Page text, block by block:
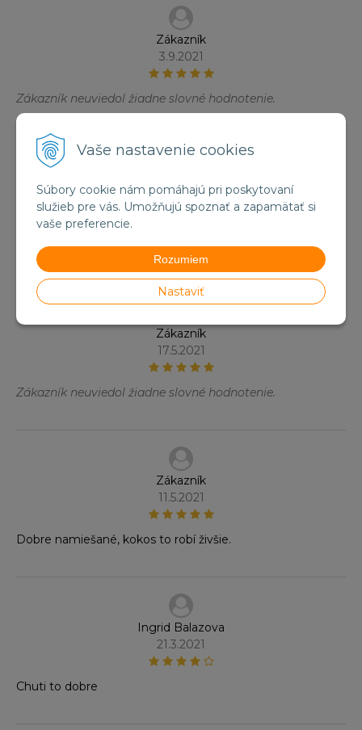
Vaše nastavenie cookies
Súbory cookie nám pomáhajú pri poskytovaní
služieb pre vás. Umožňujú spoznať a zapamätať si
vaše preferencie.
Rozumiem
Nastaviť
Zákazník
3.9.2021
Zákazník neuviedol žiadne slovné hodnotenie.
Marek Hamran
19.8.2021
Zákazník neuviedol žiadne slovné hodnotenie.
Zákazník
17.5.2021
Zákazník neuviedol žiadne slovné hodnotenie.
Zákazník
11.5.2021
Dobre namiešané, kokos to robí živšie.
Ingrid Balazova
21.3.2021
Chuti to dobre